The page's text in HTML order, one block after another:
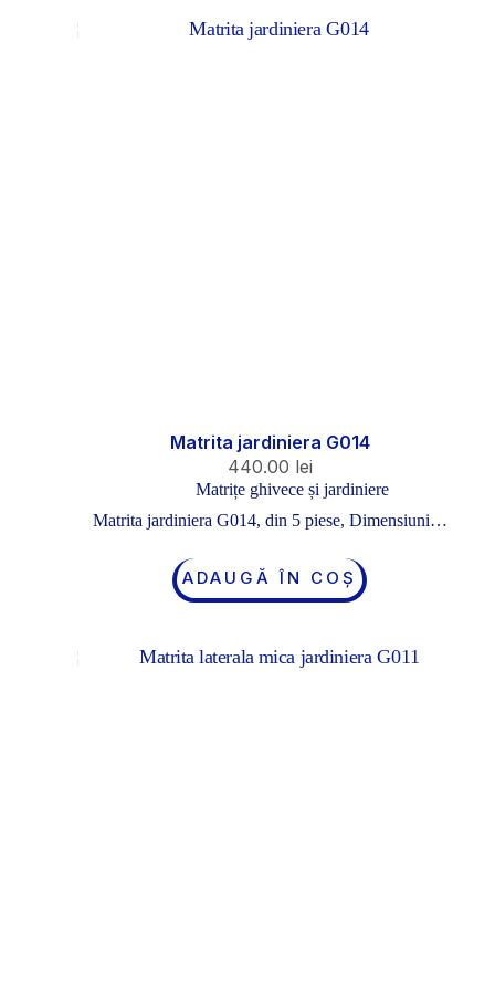
Matrita jardiniera G014
440.00 lei
Matrițe ghivece și jardiniere
Matrita jardiniera G014, din 5 piese, Dimensiuni…
ADAUGĂ ÎN COȘ